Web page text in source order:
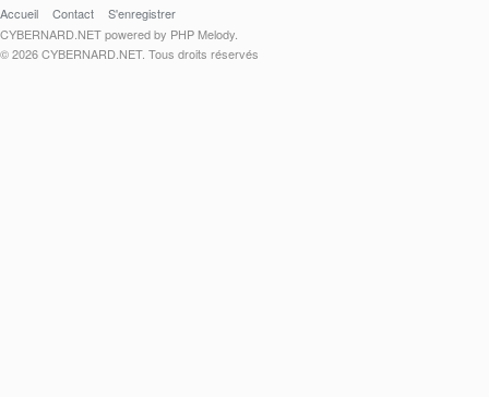
Accueil Contact
S'enregistrer
CYBERNARD.NET powered by PHP Melody.
© 2026 CYBERNARD.NET. Tous droits réservés